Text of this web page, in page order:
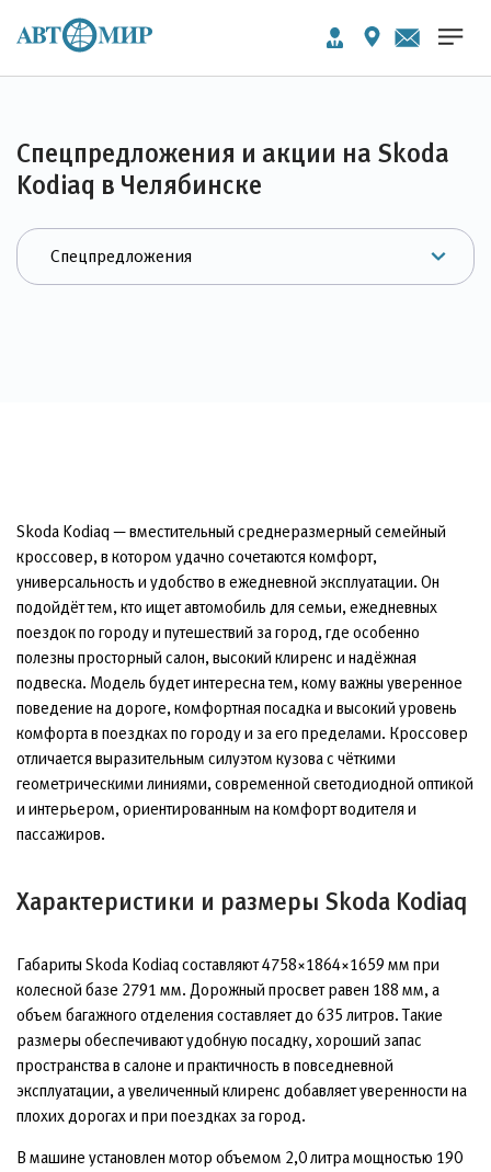
Спецпредложения и акции на Skoda
Kodiaq в Челябинске
Skoda Kodiaq — вместительный среднеразмерный семейный
кроссовер, в котором удачно сочетаются комфорт,
универсальность и удобство в ежедневной эксплуатации. Он
подойдёт тем, кто ищет автомобиль для семьи, ежедневных
поездок по городу и путешествий за город, где особенно
полезны просторный салон, высокий клиренс и надёжная
подвеска. Модель будет интересна тем, кому важны уверенное
поведение на дороге, комфортная посадка и высокий уровень
комфорта в поездках по городу и за его пределами. Кроссовер
отличается выразительным силуэтом кузова с чёткими
геометрическими линиями, современной светодиодной оптикой
и интерьером, ориентированным на комфорт водителя и
пассажиров.
Характеристики и размеры Skoda Kodiaq
Габариты Skoda Kodiaq составляют 4758×1864×1659 мм при
колесной базе 2791 мм. Дорожный просвет равен 188 мм, а
объем багажного отделения составляет до 635 литров. Такие
размеры обеспечивают удобную посадку, хороший запас
пространства в салоне и практичность в повседневной
эксплуатации, а увеличенный клиренс добавляет уверенности на
плохих дорогах и при поездках за город.
В машине установлен мотор объемом 2,0 литра мощностью 190